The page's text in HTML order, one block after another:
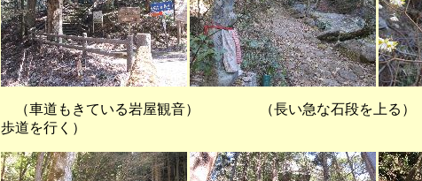
（車道もきている岩屋観音） （長い急な石段を上る
歩道を行く）